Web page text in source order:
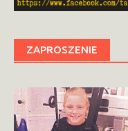
ZAPROSZENIE